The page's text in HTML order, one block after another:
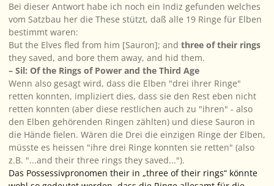
Bei dieser Antwort habe ich noch ein Indiz gefunden welches
vom Satzbau her die These stützt, daß alle 19 Ringe für Elben
bestimmt waren:
But the Elves fled from him [Sauron]; and three of their rings
they saved, and bore them away, and hid them.
– Sil: Of the Rings of Power and the Third Age
Wenn also gesagt wird, dass die Elben "drei ihrer Ringe"
retten konnten, impliziert dies, dass sie den Rest eben nicht
retten konnten (aber diese restlichen auch zu "ihren" - also
den Elben gehörenden Ringen zählten) und diese Sauron in
die Hände fielen. Wären die Drei die einzigen Ringe der Elben,
müsste es heissen "ihre drei Ringe konnten sie retten" (also
z.B. "...and their three rings they saved...").
Das Possessivpronomen their in „three of their rings“ könnte